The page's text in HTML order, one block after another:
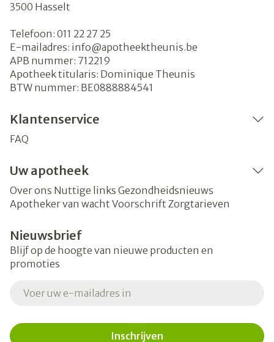
3500 Hasselt
Telefoon: 011 22 27 25
E-mailadres: info@apotheektheunis.be
APB nummer: 712219
Apotheek titularis: Dominique Theunis
BTW nummer: BE0888884541
Klantenservice
FAQ
Uw apotheek
Over ons Nuttige links Gezondheidsnieuws
Apotheker van wacht Voorschrift Zorgtarieven
Nieuwsbrief
Blijf op de hoogte van nieuwe producten en
promoties
Inschrijven